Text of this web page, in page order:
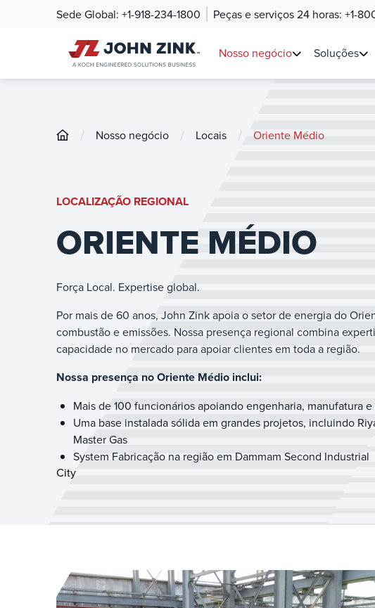
Sede Global: +1-918-234-1800 Peças e serviços 24 horas: +1-
Nosso negócio Soluções
/ Nosso negócio / Locais / Oriente Médio
LOCALIZAÇÃO REGIONAL
ORIENTE MÉDIO
Força Local. Expertise global.
Por mais de 60 anos, John Zink apoia o setor de energia do
combustão e emissões. Nossa presença regional combina
capacidade no mercado para apoiar clientes em toda a região.
Nossa presença no Oriente Médio inclui:
Mais de 100 funcionários apoiando engenharia, manufatura
Uma base instalada sólida em grandes projetos, incluindo
Master Gas
System Fabricação na região em Dammam Second Industrial
City